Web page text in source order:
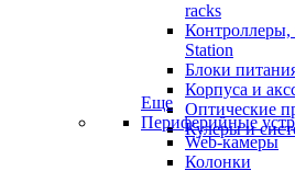
racks
Station
Блоки
Корпуса и
Оптические
Кулеры и
Еще
Периферийные
Web-камеры
Колонки